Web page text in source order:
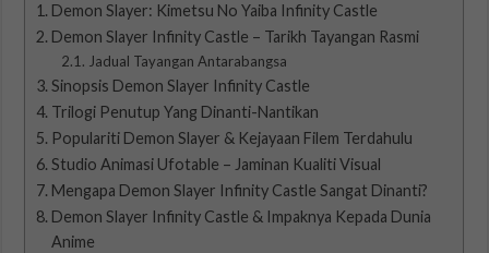
Demon Slayer: Kimetsu No Yaiba Infinity Castle
Demon Slayer Infinity Castle – Tarikh Tayangan Rasmi
Jadual Tayangan Antarabangsa
Sinopsis Demon Slayer Infinity Castle
Trilogi Penutup Yang Dinanti-Nantikan
Populariti Demon Slayer & Kejayaan Filem Terdahulu
Studio Animasi Ufotable – Jaminan Kualiti Visual
Mengapa Demon Slayer Infinity Castle Sangat Dinanti?
Demon Slayer Infinity Castle & Impaknya Kepada Dunia
Anime